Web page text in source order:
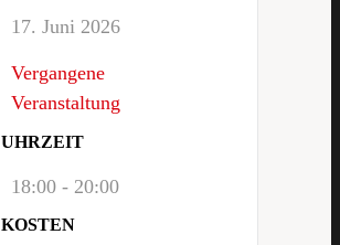
17. Juni 2026
Vergangene
Veranstaltung
UHRZEIT
18:00 - 20:00
KOSTEN